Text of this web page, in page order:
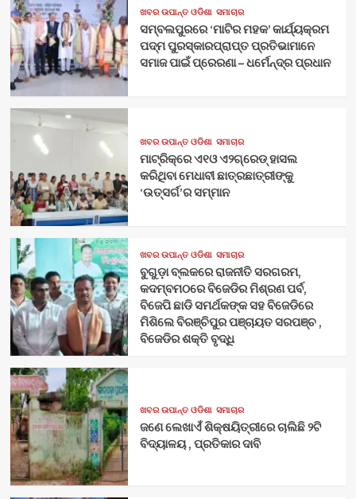
ଖବର ଉପାନ୍ତ ଓଡିଶା ସମାଚାର
ସମ୍ବଲପୁରରେ ‘ମାଟିର ମହକ’ କାର୍ଯ୍ୟକ୍ରମ
ପଦ୍ମ ପୁରସ୍କାରପ୍ରାପ୍ତ ପ୍ରତିଭାମାନେ
ସମାଜ ପାଇଁ ପ୍ରେରଣା – ଧର୍ମେନ୍ଦ୍ର ପ୍ରଧାନ
ଖବର ଉପାନ୍ତ ଓଡିଶା ସମାଚାର
ମାଟ୍ରିକ୍‌ରେ ଏ୧ଓ ଏ୨ଗ୍ରେଡ୍‌ ହାସଲ
କରିଥିବା ମେଧାବୀ ଛାତ୍ରଛାତ୍ରୀଙ୍କୁ
‘ଉତ୍ସର୍ଗ’ର ସମ୍ମାନ
ଖବର ଉପାନ୍ତ ଓଡିଶା ସମାଚାର
ବୁଗୁଡ଼ା ବ୍ଲକରେ ରାଜନୀତି ସରଗରମ,
କଦମ୍ବମଠରେ ବିଜେଡିର ମିଶ୍ରଣ ପର୍ବ,
ବିଜେପି ଛାଡି ସମର୍ଥକଙ୍କ ସହ ବିଜେଡିରେ
ମିଶିଲେ ବିରଞ୍ଚିପୁର ପଞ୍ଚାୟତ ସରପଞ୍ଚ ,
ବିଜେଡିର ଶକ୍ତି ବୃଦ୍ଧି
ଖବର ଉପାନ୍ତ ଓଡିଶା ସମାଚାର
ଜଣେ ଲେଖାଏଁ ଶିକ୍ଷୟିତ୍ରୀରେ ଚାଲିଛି ୨ଟି
ବିଦ୍ୟାଳୟ , ପ୍ରତିକାର ଦାବି